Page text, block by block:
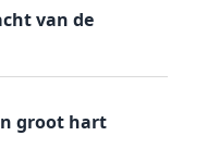
van de
groot hart